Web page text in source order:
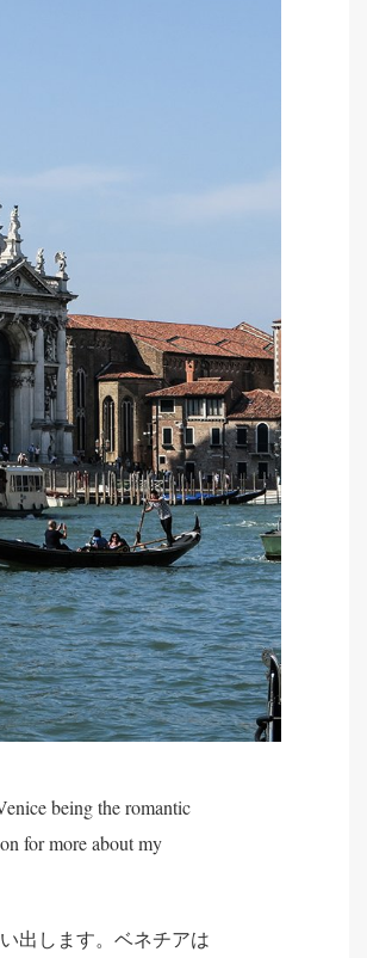
being the romantic
for more about my
出します。ベネチアは